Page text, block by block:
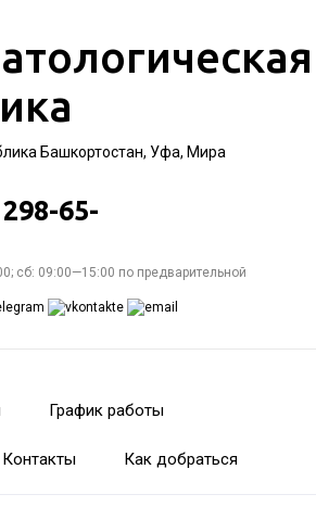
Башкортостан, Уфа, Мира
65-
сб: 09:00—15:00 по предварительной
График работы
Контакты Как добраться